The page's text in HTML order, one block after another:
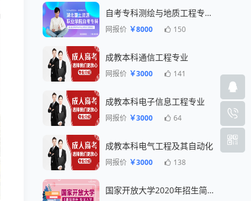
自考专科测绘与地质工程专业一年毕业
网报价 ￥8000 150
成教本科通信工程专业
网报价 ￥3000 141
成教本科电子信息工程专业
网报价 ￥3000 64
成教本科电气工程及其自动化
网报价 ￥3000 138
国家开放大学2020年招生简章